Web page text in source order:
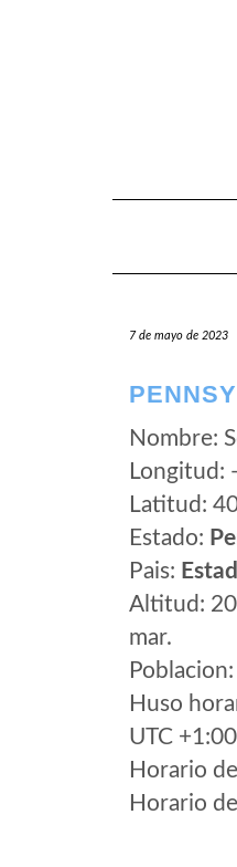
7 de mayo de 2023
Nombre:
Longitud:
Latitud:
Estado:
Pais:
Altitud:
mar.
Huso
UTC
Horario
Horario